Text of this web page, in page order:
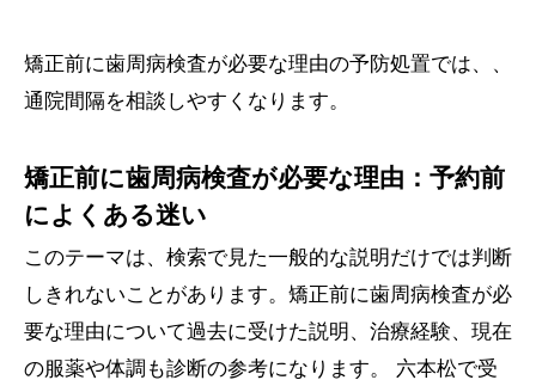
矯正前に歯周病検査が必要な理由の予防処置では、、
通院間隔を相談しやすくなります。
矯正前に歯周病検査が必要な理由：予約前
によくある迷い
このテーマは、検索で見た一般的な説明だけでは判断
しきれないことがあります。矯正前に歯周病検査が必
要な理由について過去に受けた説明、治療経験、現在
の服薬や体調も診断の参考になります。 六本松で受